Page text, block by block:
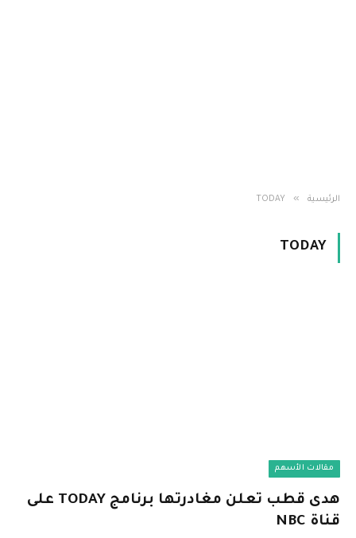
الرئيسية »
TODAY
TODAY
مقالات الأسهم
هدى قطب تعلن مغادرتها برنامج TODAY على
قناة NBC